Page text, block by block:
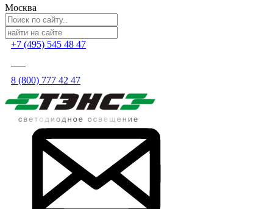
Москва
+7 (495) 545 48 47
8 (800) 777 42 47